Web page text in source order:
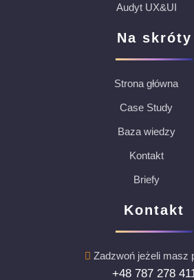
Audyt UX&UI
Na skróty
Strona główna
Case Study
Baza wiedzy
Kontakt
Briefy
Kontakt
Zadzwoń jeżeli masz
+48 787 278